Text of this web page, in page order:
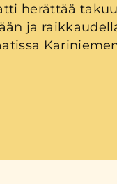
herättää
ja